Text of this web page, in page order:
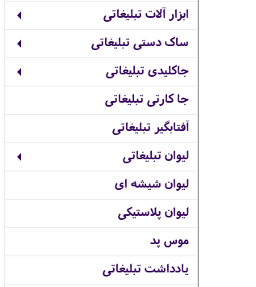
ابزار آلات تبلیغاتی
ساک دستی تبلیغاتی
جاکلیدی تبلیغاتی
جا کارتی تبلیغاتی
آفتابگیر تبلیغاتی
لیوان تبلیغاتی
لیوان شیشه ای
لیوان پلاستیکی
موس پد
یادداشت تبلیغاتی